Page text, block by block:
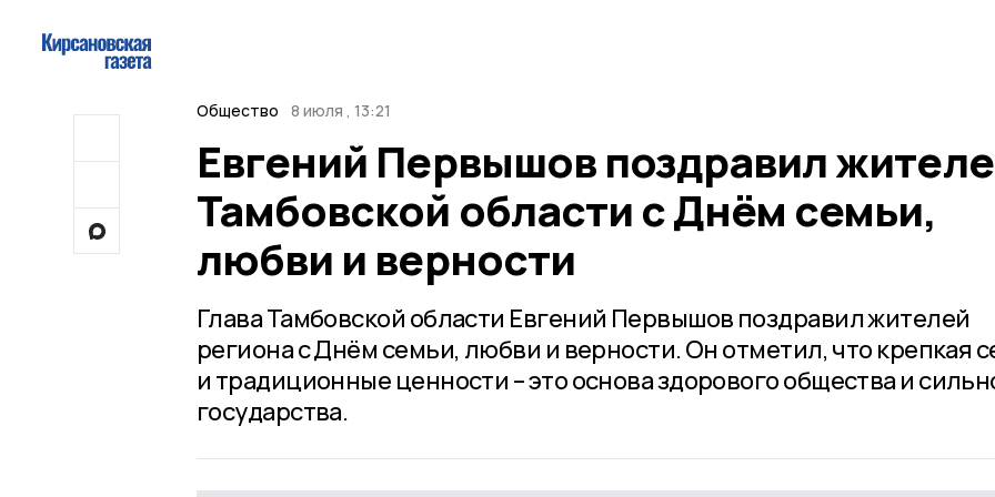
Общество 8 июля , 13:21
Евгений Первышов поздравил
Тамбовской области с Днём семьи,
любви и верности
Глава Тамбовской области Евгений Первышов поздравил жителей
региона с Днём семьи, любви и верности. Он отметил, что крепкая
и традиционные ценности – это основа здорового общества и
государства.